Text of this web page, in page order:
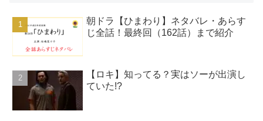
朝ドラ【ひまわり】ネタバレ・あらす
じ全話！最終回（162話）まで紹介
【ロキ】知ってる？実はソーが出演し
ていた!?